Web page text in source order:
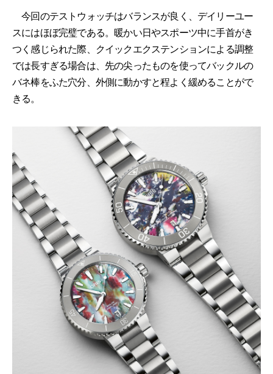
今回のテストウォッチはバランスが良く、デイリーユー
スにはほぼ完璧である。暖かい日やスポーツ中に手首がき
つく感じられた際、クイックエクステンションによる調整
では長すぎる場合は、先の尖ったものを使ってバックルの
バネ棒をふた穴分、外側に動かすと程よく緩めることがで
きる。